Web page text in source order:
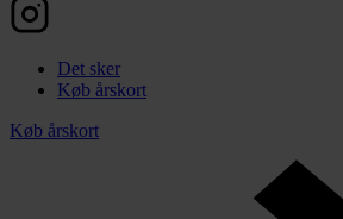
Det sker
Køb årskort
Køb årskort